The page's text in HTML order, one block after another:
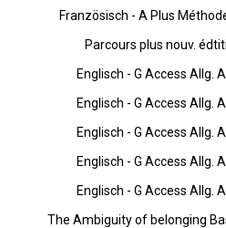
Französisch - A Plus
Parcours plus nouv.
Englisch - G Access Allg.
Englisch - G Access Allg.
Englisch - G Access Allg.
Englisch - G Access Allg.
Englisch - G Access Allg.
The Ambiguity of belonging